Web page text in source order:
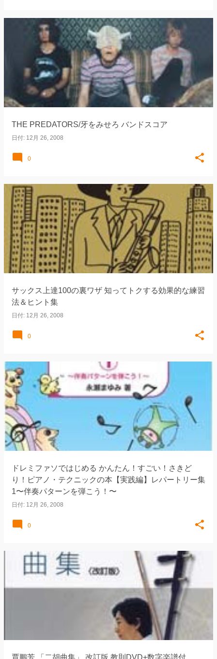
THE PREDATORS/牙をみせろ バンドスコア
日付: 12月 26, 2008
0
サックス上達100の裏ワザ 知ってトクする効果的な練習
法＆ヒント集
日付: 12月 26, 2008
0
ドレミファソではじめる かんたん！すごい！さきど
り！ピアノ・テクニックの本【実践編】レパートリー集
1〜伴奏パターンを弾こう！〜
日付: 12月 26, 2008
0
賈鵬芳 「二胡曲集」 改訂版 教則DVD+数字楽譜付